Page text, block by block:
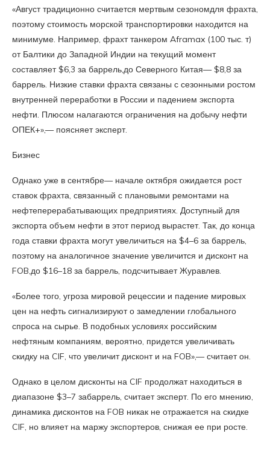
«Август традиционно считается мертвым сезономдля фрахта,
поэтому стоимость морской транспортировки находится на
минимуме. Например, фрахт танкером Aframax (100 тыс. т)
от Балтики до Западной Индии на текущий момент
составляет $6,3 за баррель,до Северного Китая— $8,8 за
баррель. Низкие ставки фрахта связаны с сезонными ростом
внутренней переработки в России и падением экспорта
нефти. Плюсом налагаются ограничения на добычу нефти
ОПЕК+»,— поясняет эксперт.
Бизнес
Однако уже в сентябре— начале октября ожидается рост
ставок фрахта, связанный с плановыми ремонтами на
нефтеперерабатывающих предприятиях. Доступный для
экспорта объем нефти в этот период вырастет. Так, до конца
года ставки фрахта могут увеличиться на $4–6 за баррель,
поэтому на аналогичное значение увеличится и дисконт на
FOB,до $16–18 за баррель, подсчитывает Журавлев.
«Более того, угроза мировой рецессии и падение мировых
цен на нефть сигнализируют о замедлении глобального
спроса на сырье. В подобных условиях российским
нефтяным компаниям, вероятно, придется увеличивать
скидку на CIF, что увеличит дисконт и на FOB»,— считает он.
Однако в целом дисконты на CIF продолжат находиться в
диапазоне $3–7 забаррель, считает эксперт. По его мнению,
динамика дисконтов на FOB никак не отражается на скидке
CIF, но влияет на маржу экспортеров, снижая ее при росте.